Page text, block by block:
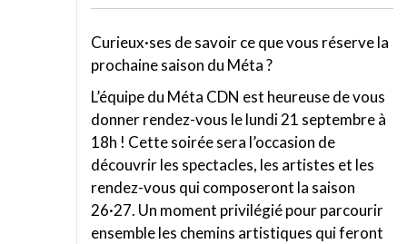
Curieux·ses de savoir ce que vous réserve la
prochaine saison du Méta ?
L’équipe du Méta CDN est heureuse de vous
donner rendez-vous le lundi 21 septembre à
18h ! Cette soirée sera l’occasion de
découvrir les spectacles, les artistes et les
rendez-vous qui composeront la saison
26·27. Un moment privilégié pour parcourir
ensemble les chemins artistiques qui feront